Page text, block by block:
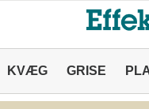
KVÆG GRISE